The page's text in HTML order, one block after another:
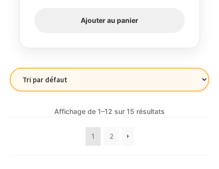
Ajouter au panier
Affichage de 1–12 sur 15 résultats
1 2